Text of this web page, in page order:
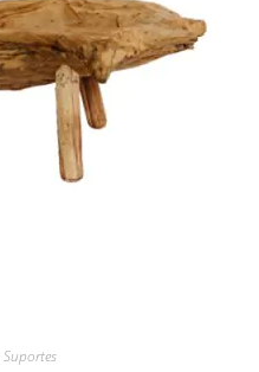
Suportes